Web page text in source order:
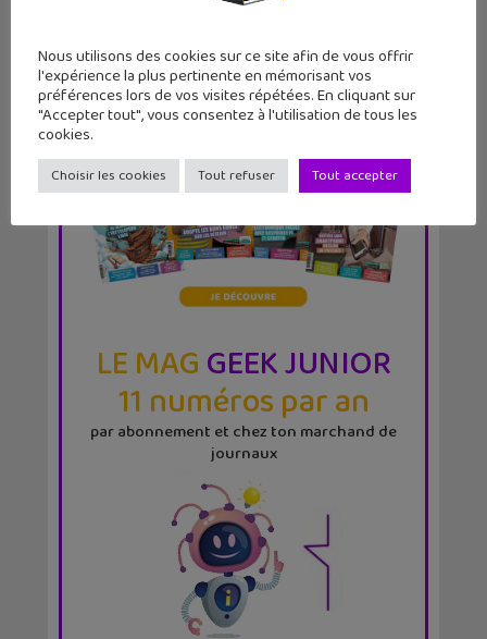
LE MAGGEEK JUNIOR
11 numéros par an
par abonnement et chez ton marchand de
journaux
Nous utilisons des cookies sur ce site afin de vous offrir
l'expérience la plus pertinente en mémorisant vos
préférences lors de vos visites répétées. En cliquant sur
"Accepter tout", vous consentez à l'utilisation de tous les
cookies.
Choisir les cookies Tout refuser Tout accepter